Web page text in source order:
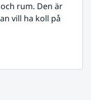
rum. Den är
vill ha koll på